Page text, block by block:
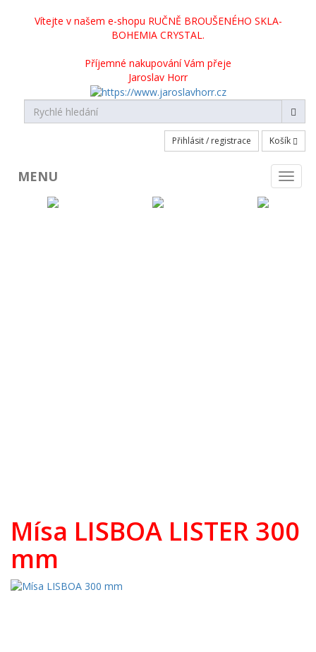
Vítejte v našem e-shopu RUČNĚ BROUŠENÉHO SKLA-
BOHEMIA CRYSTAL.
Příjemné nakupování Vám přeje
Jaroslav Horr
Přihlásit / registrace Košík
MENU
Mísa LISBOA LISTER 300
mm